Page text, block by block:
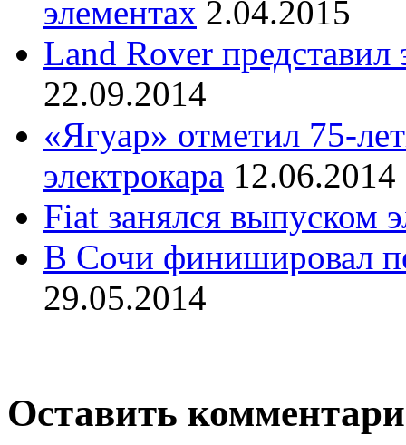
элементах 2.04.2015
Land Rover
22.09.2014
«Ягуар» отметил 75-
электрокара 12.06.2014
Fiat занялся выпуском
В Сочи финишировал
29.05.2014
Оставить